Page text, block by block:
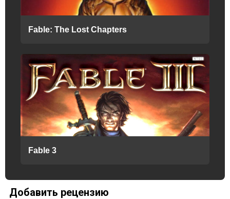
Fable: The Lost Chapters
Fable 3
Добавить рецензию